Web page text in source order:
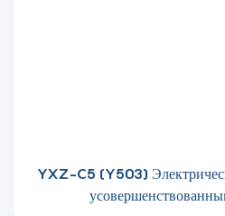
YXZ-C5 (Y503)